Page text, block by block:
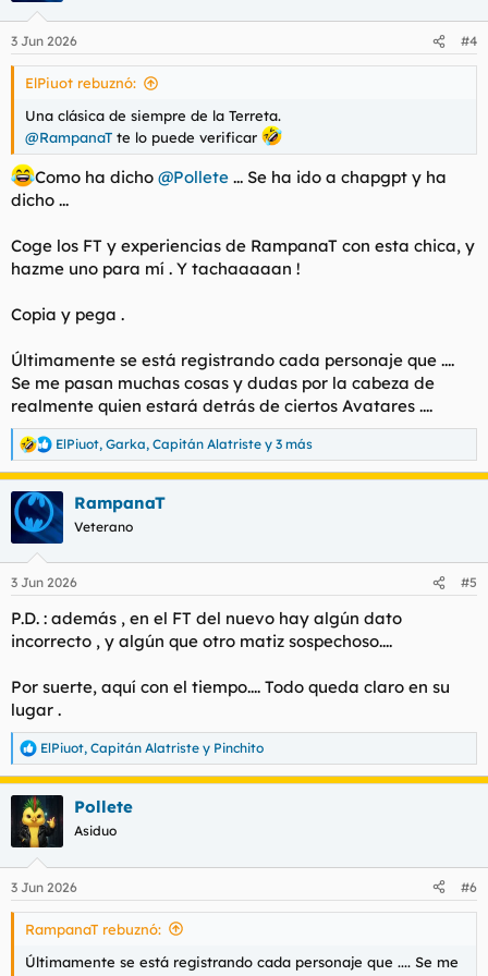
Opción 2: Tono un poco más breve y
directo​
Aire Acondicionado/Calefacción
Discreción del lugar
Valoración de las instalaciones: nada malo
SERVICIO
Fecha aproximada de la experiencia
volver
Tarifa contratada: 60 leuros 30 minutos
Duración real del servicio: 30 minutos salgo contento y no
miro tiempo
Besos: te devora
Cunnilingus: Si y ella a ti beso negro
Griego:no
¿Repetirías?: claro
tiene un cuerpazo ella lo disfruta parece que le gusta el sexo,
te la come de escandalo bien salivada, te come ojete, y puedes
follar lo guarro que quieras ella no pone pegas a parte el
rollazo que tiene me mola. me cae genial y con la confianza
mejora cada experiencia. tengo pendiente un trio con ella pero
me dice que tenia una amiga que ha pasado algún rollo que ya
no se dedica a eso, asi que le voy preguntando si tiene una
nueva amiga.
Opción 2: Tono un poco más breve y
directo​
3 Jun 2026 #4
ElPiuot rebuznó:
Una clásica de siempre de la Terreta.
@RampanaT te lo puede verificar
Como ha dicho @Pollete ... Se ha ido a chapgpt y ha
dicho ...
Coge los FT y experiencias de RampanaT con esta chica, y
hazme uno para mí . Y tachaaaaan !
Copia y pega .
Últimamente se está registrando cada personaje que ....
Se me pasan muchas cosas y dudas por la cabeza de
realmente quien estará detrás de ciertos Avatares ....
R
e
a
c
c
i
e
:
ElPiuot, Garka, Capitán Alatriste y 3 más
RampanaT
Veterano
3 Jun 2026 #5
P.D. : además , en el FT del nuevo hay algún dato
incorrecto , y algún que otro matiz sospechoso....
Por suerte, aquí con el tiempo.... Todo queda claro en su
lugar .
R
e
a
c
c
i
e
s
ElPiuot, Capitán Alatriste y Pinchito
Pollete
Asiduo
3 Jun 2026 #6
RampanaT rebuznó:
Últimamente se está registrando cada personaje que .... Se me